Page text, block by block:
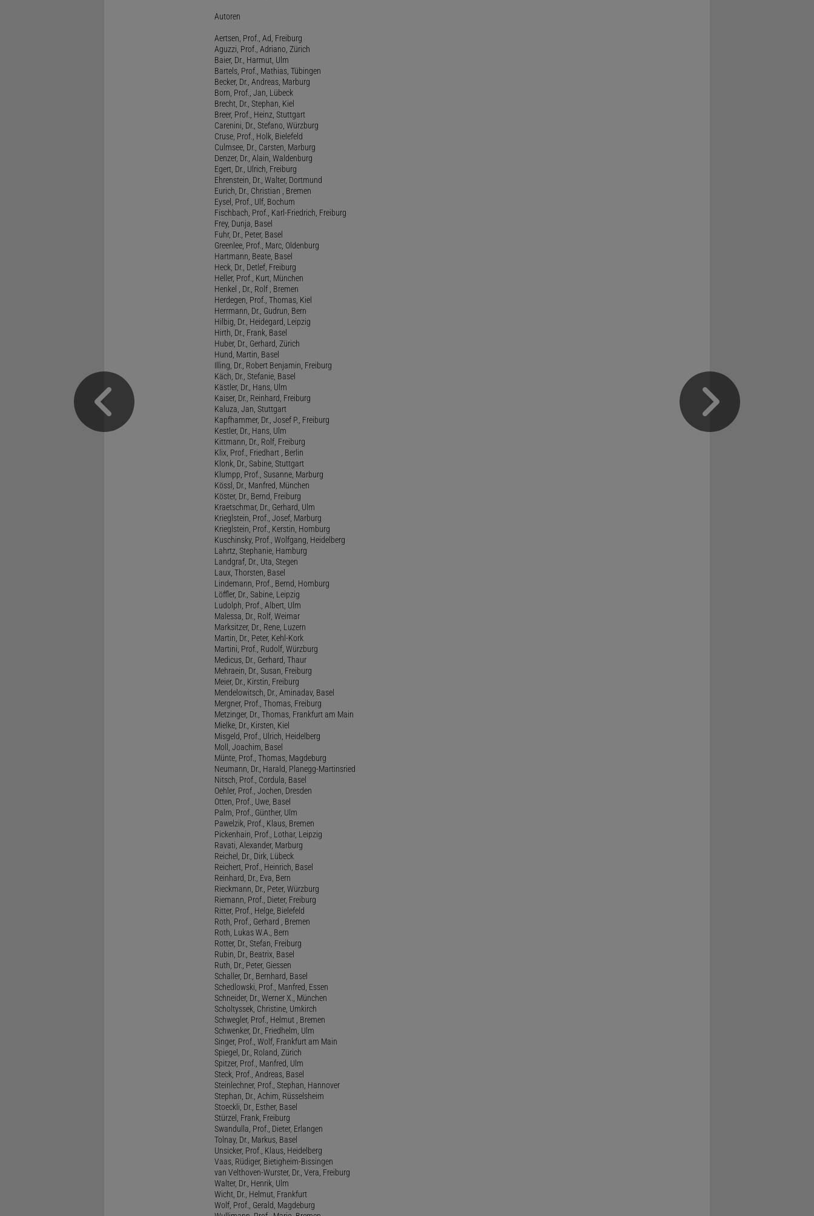
Autoren
Aertsen, Prof., Ad, Freiburg
Aguzzi, Prof., Adriano, Zürich
Baier, Dr., Harmut, Ulm
Bartels, Prof., Mathias, Tübingen
Becker, Dr., Andreas, Marburg
Born, Prof., Jan, Lübeck
Brecht, Dr., Stephan, Kiel
Breer, Prof., Heinz, Stuttgart
Carenini, Dr., Stefano, Würzburg
Cruse, Prof., Holk, Bielefeld
Culmsee, Dr., Carsten, Marburg
Denzer, Dr., Alain, Waldenburg
Egert, Dr., Ulrich, Freiburg
Ehrenstein, Dr., Walter, Dortmund
Eurich, Dr., Christian , Bremen
Eysel, Prof., Ulf, Bochum
Fischbach, Prof., Karl-Friedrich, Freiburg
Frey, Dunja, Basel
Fuhr, Dr., Peter, Basel
Greenlee, Prof., Marc, Oldenburg
Hartmann, Beate, Basel
Heck, Dr., Detlef, Freiburg
Heller, Prof., Kurt, München
Henkel , Dr., Rolf , Bremen
Herdegen, Prof., Thomas, Kiel
Herrmann, Dr., Gudrun, Bern
Hilbig, Dr., Heidegard, Leipzig
Hirth, Dr., Frank, Basel
Huber, Dr., Gerhard, Zürich
Hund, Martin, Basel
Illing, Dr., Robert Benjamin, Freiburg
Käch, Dr., Stefanie, Basel
Kästler, Dr., Hans, Ulm
Kaiser, Dr., Reinhard, Freiburg
Kaluza, Jan, Stuttgart
Kapfhammer, Dr., Josef P., Freiburg
Kestler, Dr., Hans, Ulm
Kittmann, Dr., Rolf, Freiburg
Klix, Prof., Friedhart , Berlin
Klonk, Dr., Sabine, Stuttgart
Klumpp, Prof., Susanne, Marburg
Kössl, Dr., Manfred, München
Köster, Dr., Bernd, Freiburg
Kraetschmar, Dr., Gerhard, Ulm
Krieglstein, Prof., Josef, Marburg
Krieglstein, Prof., Kerstin, Homburg
Kuschinsky, Prof., Wolfgang, Heidelberg
Lahrtz, Stephanie, Hamburg
Landgraf, Dr., Uta, Stegen
Laux, Thorsten, Basel
Lindemann, Prof., Bernd, Homburg
Löffler, Dr., Sabine, Leipzig
Ludolph, Prof., Albert, Ulm
Malessa, Dr., Rolf, Weimar
Marksitzer, Dr., Rene, Luzern
Martin, Dr., Peter, Kehl-Kork
Martini, Prof., Rudolf, Würzburg
Medicus, Dr., Gerhard, Thaur
Mehraein, Dr., Susan, Freiburg
Meier, Dr., Kirstin, Freiburg
Mendelowitsch, Dr., Aminadav, Basel
Mergner, Prof., Thomas, Freiburg
Metzinger, Dr., Thomas, Frankfurt am Main
Mielke, Dr., Kirsten, Kiel
Misgeld, Prof., Ulrich, Heidelberg
Moll, Joachim, Basel
Münte, Prof., Thomas, Magdeburg
Neumann, Dr., Harald, Planegg-Martinsried
Nitsch, Prof., Cordula, Basel
Oehler, Prof., Jochen, Dresden
Otten, Prof., Uwe, Basel
Palm, Prof., Günther, Ulm
Pawelzik, Prof., Klaus, Bremen
Pickenhain, Prof., Lothar, Leipzig
Ravati, Alexander, Marburg
Reichel, Dr., Dirk, Lübeck
Reichert, Prof., Heinrich, Basel
Reinhard, Dr., Eva, Bern
Rieckmann, Dr., Peter, Würzburg
Riemann, Prof., Dieter, Freiburg
Ritter, Prof., Helge, Bielefeld
Roth, Prof., Gerhard , Bremen
Roth, Lukas W.A., Bern
Rotter, Dr., Stefan, Freiburg
Rubin, Dr., Beatrix, Basel
Ruth, Dr., Peter, Giessen
Schaller, Dr., Bernhard, Basel
Schedlowski, Prof., Manfred, Essen
Schneider, Dr., Werner X., München
Scholtyssek, Christine, Umkirch
Schwegler, Prof., Helmut , Bremen
Schwenker, Dr., Friedhelm, Ulm
Singer, Prof., Wolf, Frankfurt am Main
Spiegel, Dr., Roland, Zürich
Spitzer, Prof., Manfred, Ulm
Steck, Prof., Andreas, Basel
Steinlechner, Prof., Stephan, Hannover
Stephan, Dr., Achim, Rüsselsheim
Stoeckli, Dr., Esther, Basel
Stürzel, Frank, Freiburg
Swandulla, Prof., Dieter, Erlangen
Tolnay, Dr., Markus, Basel
Unsicker, Prof., Klaus, Heidelberg
Vaas, Rüdiger, Bietigheim-Bissingen
van Velthoven-Wurster, Dr., Vera, Freiburg
Walter, Dr., Henrik, Ulm
Wicht, Dr., Helmut, Frankfurt
Wolf, Prof., Gerald, Magdeburg